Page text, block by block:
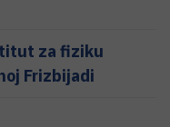
za fiziku
Frizbijadi